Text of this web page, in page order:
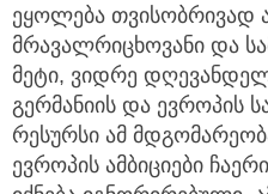
ეყოლება თვისობრივად
მრავალრიცხოვანი და
მეტი, ვიდრე
გერმანიის და ევროპის
რესურსი ამ
ევროპის ამბიციები